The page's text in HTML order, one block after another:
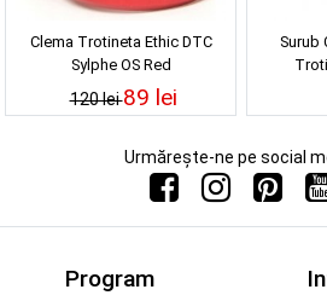
Clema Trotineta Ethic DTC
Sylphe OS Red
120 lei89 lei
Surub
Urmărește-ne pe social
Program